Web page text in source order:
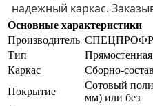
надежный каркас.
Основные характеристики
Производитель
Тип
Прямостенная
Каркас
Сборно-
Покрытие
Сотовый
мм) или без